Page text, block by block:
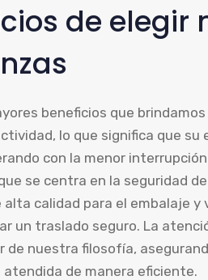
de elegir
beneficios que
lo que significa que su
con la menor
se centra en la seguridad
calidad para el embalaje y
un traslado seguro. La
de nuestra filosofía,
de manera eficiente.